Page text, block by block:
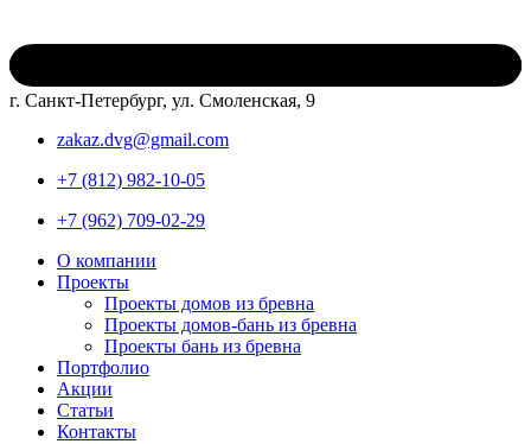
г. Санкт-Петербург, ул. Смоленская, 9
zakaz.dvg@gmail.com
+7 (812) 982-10-05
+7 (962) 709-02-29
О компании
Проекты
Проекты домов из бревна
Проекты домов-бань из бревна
Проекты бань из бревна
Портфолио
Акции
Статьи
Контакты